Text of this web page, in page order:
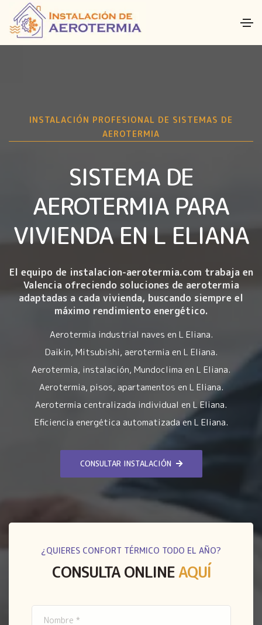
INSTALACIÓN PROFESIONAL DE SISTEMAS DE
AEROTERMIA
SISTEMA DE
AEROTERMIA PARA
VIVIENDA EN L ELIANA
El equipo de instalacion-aerotermia.com trabaja en
Valencia ofreciendo soluciones de aerotermia
adaptadas a cada vivienda, buscando siempre el
máximo rendimiento energético.
Aerotermia industrial naves en L Eliana.
Daikin, Mitsubishi, aerotermia en L Eliana.
Aerotermia, instalación, Mundoclima en L Eliana.
Aerotermia, pisos, apartamentos en L Eliana.
Aerotermia centralizada individual en L Eliana.
Eficiencia energética automatizada en L Eliana.
CONSULTAR INSTALACIÓN
¿QUIERES CONFORT TÉRMICO TODO EL AÑO?
CONSULTA ONLINEAQUÍ